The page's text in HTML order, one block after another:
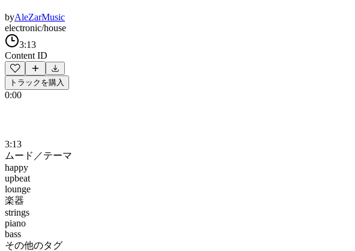
byAleZarMusic
electronic/house
3:13
Content ID
トラックを購入
0:00
3:13
ムード／テーマ
happy
upbeat
lounge
楽器
strings
piano
bass
その他のタグ